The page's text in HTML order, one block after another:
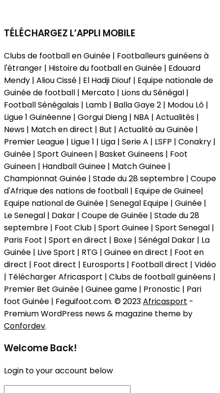
TÉLÉCHARGEZ L’APPLI MOBILE
Clubs de football en Guinée | Footballeurs guinéens à
l'étranger | Histoire du football en Guinée | Edouard
Mendy | Aliou Cissé | El Hadji Diouf | Equipe nationale de
Guinée de football | Mercato | Lions du Sénégal |
Football Sénégalais | Lamb | Balla Gaye 2 | Modou Lô |
Ligue 1 Guinéenne | Gorgui Dieng | NBA | Actualités |
News | Match en direct | But | Actualité au Guinée |
Premier League | Ligue 1 | Liga | Serie A | LSFP | Conakry |
Guinée | Sport Guineen | Basket Guineens | Foot
Guineen | Handball Guinee | Match Guinee |
Championnat Guinée | Stade du 28 septembre | Coupe
d'Afrique des nations de football | Equipe de Guinee|
Equipe national de Guinée | Senegal Equipe | Guinée |
Le Senegal | Dakar | Coupe de Guinée | Stade du 28
septembre | Foot Club | Sport Guinee | Sport Senegal |
Paris Foot | Sport en direct | Boxe | Sénégal Dakar | La
Guinée | Live Sport | RTG | Guinee en direct | Foot en
direct | Foot direct | Eurosports | Football direct | Vidéo
| Télécharger Africasport | Clubs de football guinéens |
Premier Bet Guinée | Guinee game | Pronostic | Pari
foot Guinée | Feguifoot.com. © 2023Africasport -
Premium WordPress news & magazine theme by
Confordev.
Welcome Back!
Login to your account below